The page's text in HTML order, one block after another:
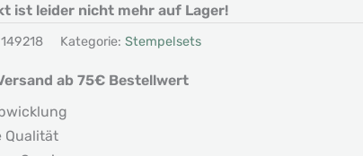
ist leider nicht mehr auf Lager!
149218 Kategorie: Stempelsets
ab 75€ Bestellwert
Qualität